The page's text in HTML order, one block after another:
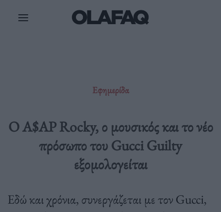
Εφημερίδα
O A$AP Rocky, ο μουσικός και το νέο
πρόσωπο του Gucci Guilty
εξομολογείται
Εδώ και χρόνια, συνεργάζεται με τον Gucci,